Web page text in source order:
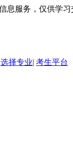
服务，仅供学
选择专业| 考生平台